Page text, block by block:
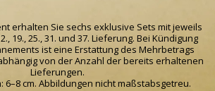
erhalten Sie sechs exklusive Sets mit jeweils
19., 25., 31. und 37. Lieferung. Bei Kündigung
ist eine Erstattung des Mehrbetrags
von der Anzahl der bereits erhaltenen
Lieferungen.
6–8 cm. Abbildungen nicht maßstabsgetreu.